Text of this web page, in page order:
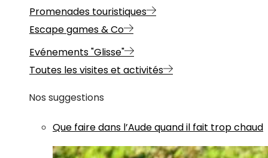
Promenades touristiques
Escape games & Co
Evénements "Glisse"
Toutes les visites et activités
Nos suggestions
Que faire dans l’Aude quand il fait trop chaud